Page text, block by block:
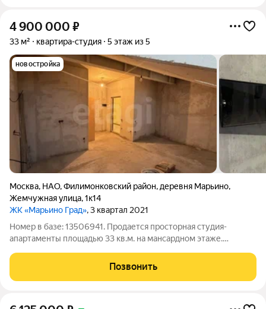
4 900 000 ₽
33 м² квартира-студия 5 этаж из 5
новостройка
Москва, НАО,Филимонковский район, деревня Марьино,
Жемчужная улица,1к14
ЖК «Марьино Град», 3 квартал 2021
Номер в базе: 13506941. Продается просторная студия-
апартаменты площадью 33 кв.м. на мансардном этаже.
электроразводка. Теплые и не текущие стеклопакеты.
Утеплена наружная стенка. Потолки от 1,80 до
Позвонить